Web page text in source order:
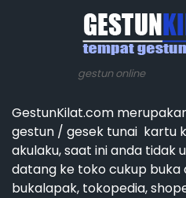
gestun online
GestunKilat.com
gestun / gesek tunai kartu
akulaku, saat ini anda
datang ke toko cukup buka
bukalapak, tokopedia,